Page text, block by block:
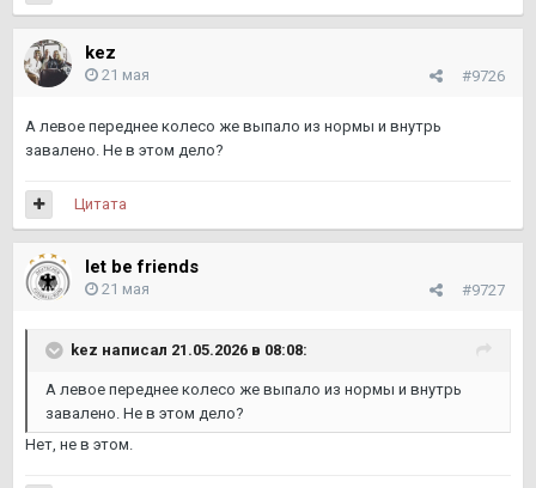
kez
#9726
21 мая
А левое переднее колесо же выпало из нормы и внутрь
завалено. Не в этом дело?
Цитата
let be friends
#9727
21 мая
kez написал 21.05.2026 в 08:08:
А левое переднее колесо же выпало из нормы и внутрь
завалено. Не в этом дело?
Нет, не в этом.